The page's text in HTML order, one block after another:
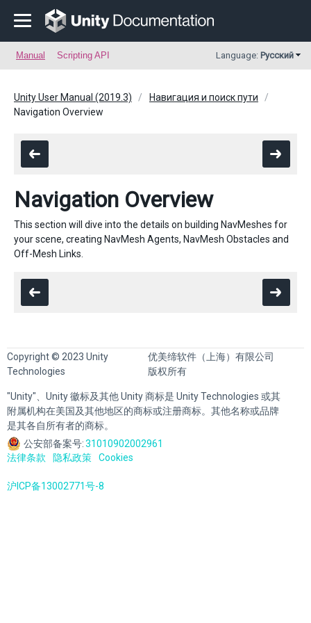
Manual Scripting API Language: Русский
Unity User Manual (2019.3)
Навигация и поиск пути
Navigation Overview
Navigation Overview
This section will dive into the details on building NavMeshes for
your scene, creating NavMesh Agents, NavMesh Obstacles and
Off-Mesh Links.
Copyright © 2023 Unity
Technologies
优美缔软件（上海）有限公司
版权所有
"Unity"、Unity 徽标及其他 Unity 商标是 Unity Technologies 或其
附属机构在美国及其他地区的商标或注册商标。其他名称或品牌
是其各自所有者的商标。
公安部备案号:31010902002961
法律条款
隐私政策 Cookies
沪ICP备13002771号-8